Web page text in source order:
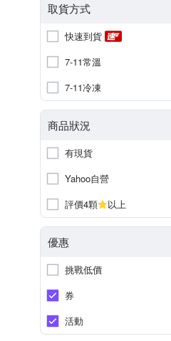
取貨方式
快速到貨
7-11常溫
7-11冷凍
商品狀況
有現貨
Yahoo自營
評價4顆
以上
優惠
挑戰低價
券
活動